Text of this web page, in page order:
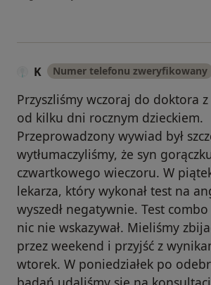
K Numer telefonu zweryfikowany
Przyszliśmy wczoraj do doktora
od kilku dni rocznym dzieckiem.
Przeprowadzony wywiad był
wytłumaczyliśmy, że syn
czwartkowego wieczoru. W
lekarza, który wykonał test na
wyszedł negatywnie. Test
nic nie wskazywał. Mieliśmy
przez weekend i przyjść z
wtorek. W poniedziałek po